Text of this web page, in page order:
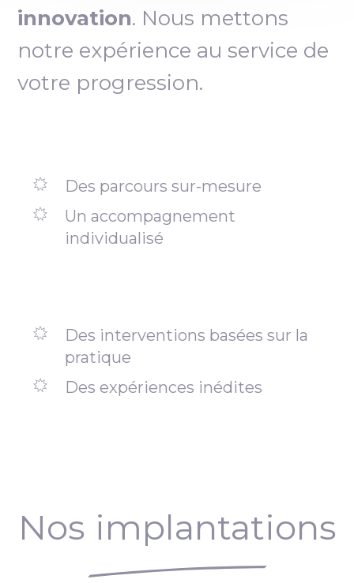
innovation. Nous mettons
notre expérience au service de
votre progression.
Des parcours sur-mesure
Un accompagnement
individualisé
Des interventions basées sur la
pratique
Des expériences inédites
Nos implantations